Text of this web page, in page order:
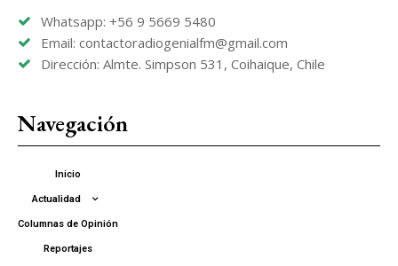
Whatsapp: +56 9 5669 5480
Email: contactoradiogenialfm@gmail.com
Dirección: Almte. Simpson 531, Coihaique, Chile
Navegación
Inicio
Actualidad
Columnas de Opinión
Reportajes